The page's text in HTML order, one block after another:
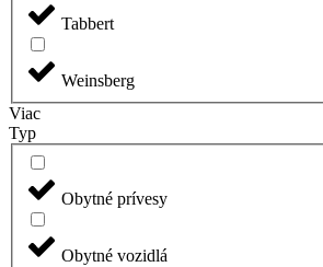
Tabbert
Weinsberg
Viac
Typ
Obytné prívesy
Obytné vozidlá